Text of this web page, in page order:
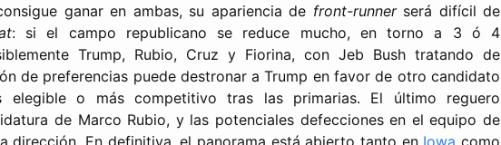
ganar en ambas, su apariencia de front-runnerserá difícil de
: si el campo republicano se reduce mucho, en torno a 3 ó 4
Trump, Rubio, Cruz y Fiorina, con Jeb Bush tratando de
de preferencias puede destronar a Trump en favor de otro candidato
o más competitivo tras las primarias. El último reguero
de Marco Rubio, y las potenciales defecciones en el equipo de
dirección. En definitiva, el panorama está abierto tanto en Iowa como